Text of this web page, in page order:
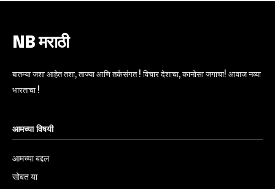
NB मराठी
बातम्या जशा आहेत तशा, ताज्या आणि तर्कसंगत ! विचार देशाचा, कानोसा जगाचा! आवाज नव्या
भारताचा !
आमच्या विषयी
आमच्या बद्दल
सोबत या